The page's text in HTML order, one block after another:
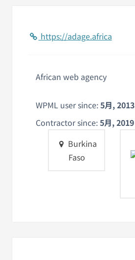
https://adage.africa
African web agency
WPML user since:5月, 2013
Contractor since:5月, 2019
Burkina
Faso